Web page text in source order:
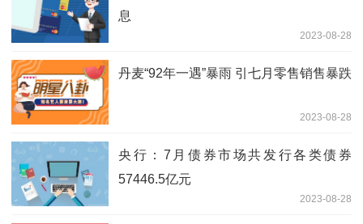
息
2023-08-28
丹麦“92年一遇”暴雨 引七月零售销售暴跌
2023-08-28
央行：7月债券市场共发行各类债券
57446.5亿元
2023-08-28